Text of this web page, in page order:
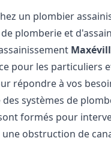
un plombier
plomberie et
pour les particuliers
répondre à vos
systèmes de
formés pour
obstruction de